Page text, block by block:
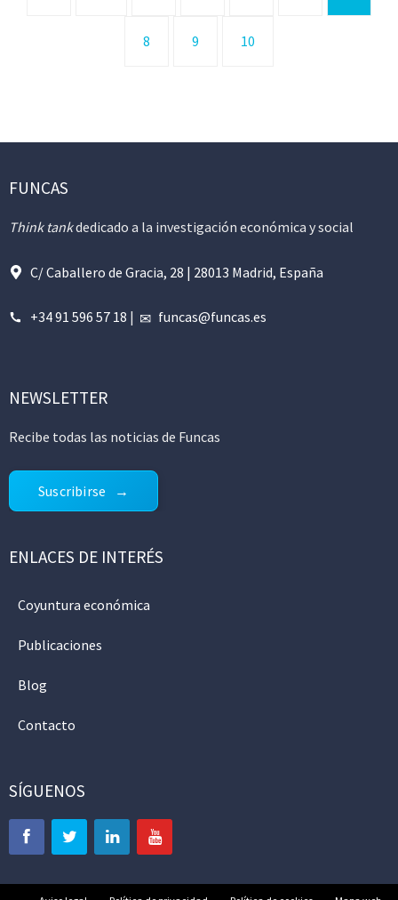
8 9 10
FUNCAS
Think tankdedicado a la investigación económica y social
C/ Caballero de Gracia, 28 | 28013 Madrid, España
+34 91 596 57 18 | funcas@funcas.es
NEWSLETTER
Recibe todas las noticias de Funcas
Suscribirse
ENLACES DE INTERÉS
Coyuntura económica
Publicaciones
Blog
Contacto
SÍGUENOS